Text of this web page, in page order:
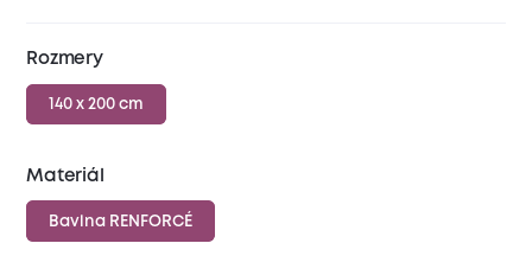
Rozmery
140 x 200 cm
Materiál
Bavlna RENFORCÉ